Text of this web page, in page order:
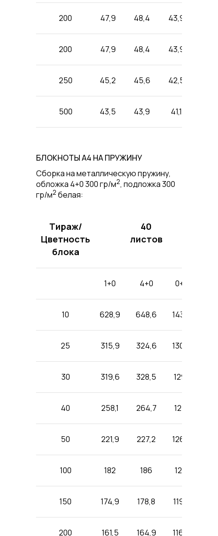
200 47,9 48,4 43,9
200 47,9 48,4 43,9
250 45,2 45,6 42,5
500 43,5 43,9 41,1
БЛОКНОТЫ А4 НА ПРУЖИНУ
Cборка на металлическую пружину,
обложка 4+0 300 гр/м2, подложка 300
гр/м2 белая:
Тираж/
Цветность
блока
40
листов
1+0 4+0 0+0
10 628,9 648,6 143,3
25 315,9 324,6 130,6
30 319,6 328,5 129,1
40 258,1 264,7 127,1
50 221,9 227,2 126,7
100 182 186 121,1
150 174,9 178,8 119,8
200 161,5 164,9 116,9